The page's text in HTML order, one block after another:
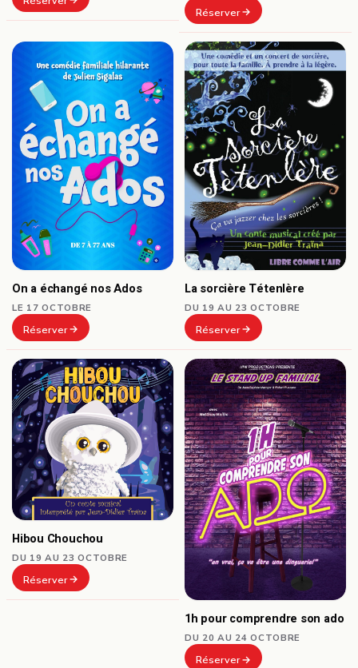
Réserver
On a échangé nos Ados
LE 17 OCTOBRE
Réserver
La sorcière Tétenlère
DU 19 AU 23 OCTOBRE
Réserver
Hibou Chouchou
DU 19 AU 23 OCTOBRE
Réserver
1h pour comprendre son ado
DU 20 AU 24 OCTOBRE
Réserver